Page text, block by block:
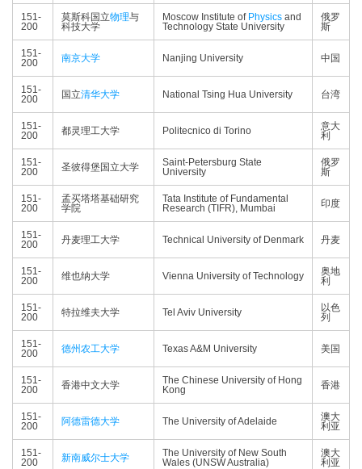
151-
200
莫斯科国立物理与
科技大学
Moscow Institute of Physics and
Technology State University
俄罗
斯
151-
200
南京大学 Nanjing University 中国
151-
200
国立清华大学 National Tsing Hua University 台湾
151-
200
都灵理工大学 Politecnico di Torino
意大
利
151-
200
圣彼得堡国立大学
Saint-Petersburg State
University
俄罗
斯
151-
200
孟买塔塔基础研究
学院
Tata Institute of Fundamental
Research (TIFR), Mumbai
印度
151-
200
丹麦理工大学 Technical University of Denmark 丹麦
151-
200
维也纳大学 Vienna University of Technology
奥地
利
151-
200
特拉维夫大学 Tel Aviv University
以色
列
151-
200
德州农工大学 Texas A&M University 美国
151-
200
香港中文大学
The Chinese University of Hong
Kong
香港
151-
200
阿德雷德大学 The University of Adelaide
澳大
利亚
151-
200
新南威尔士大学
The University of New South
Wales (UNSW Australia)
澳大
利亚